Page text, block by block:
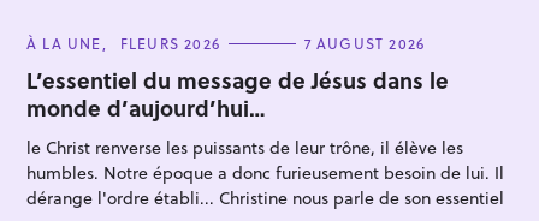
C
T
E
G
O
R
I
E
S
À LA UNE FLEURS 2026 7 AUGUST 2026
L’essentiel du message de Jésus dans le
monde d’aujourd’hui…
le Christ renverse les puissants de leur trône, il élève les
humbles. Notre époque a donc furieusement besoin de lui. Il
dérange l'ordre établi... Christine nous parle de son essentiel